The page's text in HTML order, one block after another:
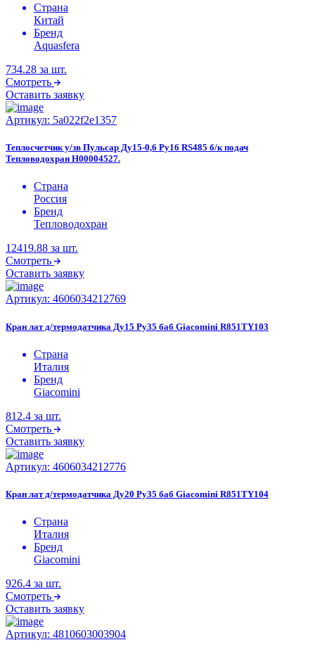
Страна
Китай
Бренд
Aquasfera
734.28 за шт.
Смотреть
Оставить заявку
Артикул: 5a022f2e1357
Теплосчетчик у/зв Пульсар Ду15-0,6 Ру16 RS485 б/к подач
Тепловодохран Н00004527.
Страна
Россия
Бренд
Тепловодохран
12419.88 за шт.
Смотреть
Оставить заявку
Артикул: 4606034212769
Кран лат д/термодатчика Ду15 Ру35 баб Giacomini R851TY103
Страна
Италия
Бренд
Giacomini
812.4 за шт.
Смотреть
Оставить заявку
Артикул: 4606034212776
Кран лат д/термодатчика Ду20 Ру35 баб Giacomini R851TY104
Страна
Италия
Бренд
Giacomini
926.4 за шт.
Смотреть
Оставить заявку
Артикул: 4810603003904